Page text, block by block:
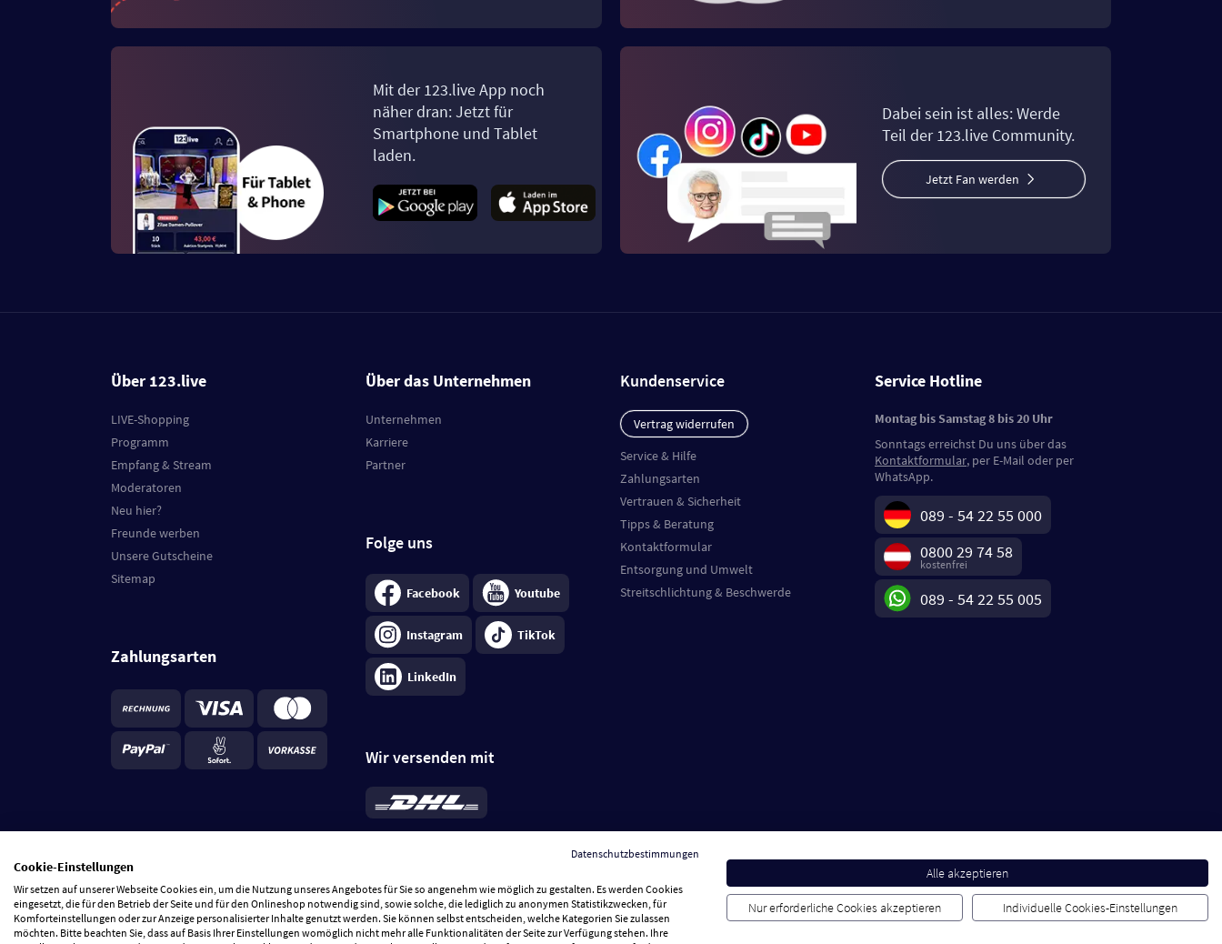
Mit der 123.live App noch
näher dran: Jetzt für
Smartphone und Tablet
laden.
Dabei sein ist alles: Werde
Teil der 123.live Community.
Jetzt Fan werden
Über 123.live
LIVE-Shopping
Programm
Empfang & Stream
Moderatoren
Neu hier?
Freunde werben
Unsere Gutscheine
Sitemap
Zahlungsarten
Über das Unternehmen
Unternehmen
Karriere
Partner
Folge uns
Facebook Youtube
Instagram TikTok
LinkedIn
Wir versenden mit
*Standard 6,95 €; bei Kühlware zzgl. 0,99 €
je Bestellung, insgesamt 7,94 €. Lieferzeit3-
Kundenservice
Vertrag widerrufen
Service & Hilfe
Zahlungsarten
Vertrauen & Sicherheit
Tipps & Beratung
Kontaktformular
Entsorgung und Umwelt
Streitschlichtung & Beschwerde
Service Hotline
Montag bis Samstag 8 bis 20 Uhr
Sonntags erreichst Du uns über das
Kontaktformular, per E-Mail oder per
WhatsApp.
089 - 54 22 55 000
0800 29 74 58
kostenfrei
089 - 54 22 55 005
Datenschutzbestimmungen
Cookie-Einstellungen
Wir setzen auf unserer Webseite Cookies ein, um die Nutzung unseres Angebotes für Sie so angenehm wie möglich zu gestalten. Es werden Cookies
eingesetzt, die für den Betrieb der Seite und für den Onlineshop notwendig sind, sowie solche, die lediglich zu anonymen Statistikzwecken, für
Komforteinstellungen oder zur Anzeige personalisierter Inhalte genutzt werden. Sie können selbst entscheiden, welche Kategorien Sie zulassen
möchten. Bitte beachten Sie, dass auf Basis Ihrer Einstellungen womöglich nicht mehr alle Funktionalitäten der Seite zur Verfügung stehen. Ihre
Alle akzeptieren
Nur erforderliche Cookies akzeptieren Individuelle Cookies-Einstellungen